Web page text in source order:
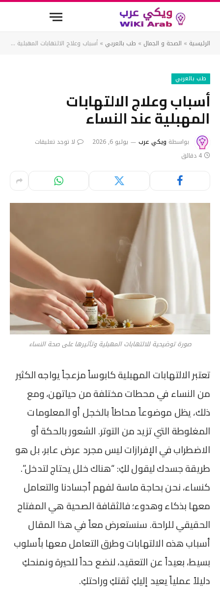
الرئيسية » الصحة و الجمال » طب بالعربي » أسباب وعلاج الالتهابات المهبلية عند النساء
طب بالعربي
أسباب وعلاج الالتهابات
المهبلية عند النساء
بواسطة ويكي عرب يوليو 6, 2026
لا توجد تعليقات
4 دقائق
صورة توضيحية للالتهابات المهبلية وتأثيرها على صحة النساء
تعتبر الالتهابات المهبلية كابوساً مزعجاً يواجه الكثير
من النساء في محطات مختلفة من حياتهن، ومع
ذلك، يظل موضوعاً محاطاً بالخجل أو المعلومات
المغلوطة التي تزيد من التوتر. الشعور بالحكة أو
الاضطراب في الإفرازات ليس مجرد عرض عابر، بل هو
طريقة جسدك ليقول لكِ: “هناك خلل يحتاج لتدخل”.
كنساء، نحن بحاجة ماسة لفهم أجسادنا والتعامل
معها بذكاء وهدوء؛ فالثقافة الصحية هي المفتاح
الحقيقي للراحة. سنستعرض معاً في هذا المقال
أسباب هذه الالتهابات وطرق التعامل معها بأسلوب
بسيط، بعيداً عن التعقيد، لنضع حداً للحيرة ونمنحكِ
دليلاً عملياً يعيد إليكِ ثقتكِ وراحتكِ.